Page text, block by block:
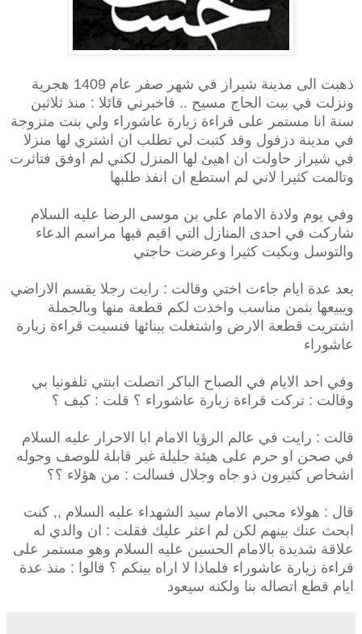
ذهبت الى مدينة شيراز في شهر صفر عام 1409 هجرية
ونزلت في بيت الحاج مسيح .. فاخبرني قائلا : منذ ثلاثين
سنة انا مستمر على قراءة زيارة عاشوراء ولي بنت متزوجة
في مدينة دزفول وقد كتبت لي تطلب ان اشتري لها منزلا
في شيراز حاولت ان اهيئ لها المنزل لكني لم اوفق فتاثرت
وتالمت كثيرا لاني لم استطع ان انفذ طلبها
وفي يوم ولادة الامام علي بن موسى الرضا عليه السلام
شاركت في احدى المنازل التي اقيم فيها مراسم الدعاء
والتوسل وبكيت كثيرا وعرضت حاجتي
بعد عدة ايام جاءت اختي وقالت : رايت رجلا يقسم الاراضي
ويبيعها بثمن مناسب واخذت لكم قطعة منها وبالجملة
اشتريت قطعة الارض واشتغلت ببنائها فنسيت قراءة زيارة
عاشوراء
وفي احد الايام في الصباح الباكر اتصلت ابنتي تلفونيا بي
وقالت : تركت قراءة زيارة عاشوراء ؟ قلت : كيف ؟
قالت : رايت في عالم الرؤيا الامام ابا الاحرار عليه السلام
في صحن او حرم على هيئة جليلة غير قابلة للوصف وحوله
اشخاص كثيرون ذو جاه وجلال فسالت : من هؤلاء ؟؟
قال : هولاء محبي الامام سيد الشهداء عليه السلام ,, كنت
ابحث عنك بينهم لكن لم اعثر عليك فقلت : ان والدي له
علاقة شديدة بالامام الحسين عليه السلام وهو مستمر على
قراءة زيارة عاشوراء فلماذا لا اراه بينكم ؟ قالوا : منذ عدة
ايام قطع اتصاله بنا ولكنه سيعود